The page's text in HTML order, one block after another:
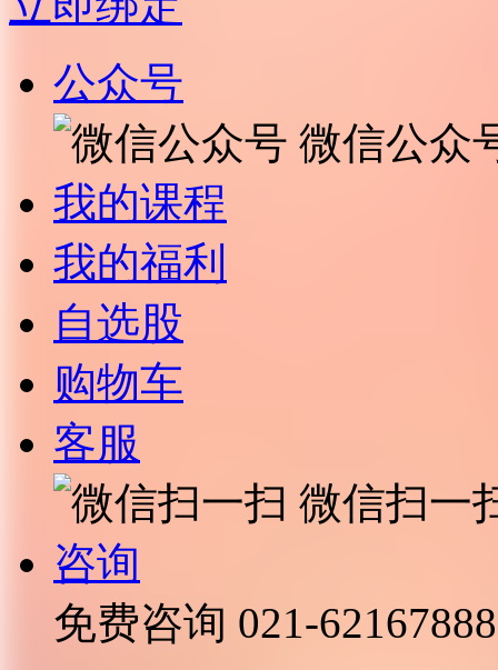
公众号
微信公众
我的课程
我的福利
自选股
购物车
客服
微信扫一
咨询
免费咨询 021-62167888